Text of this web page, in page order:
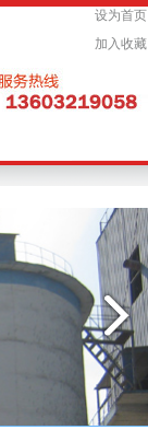
设为首页
加入收藏